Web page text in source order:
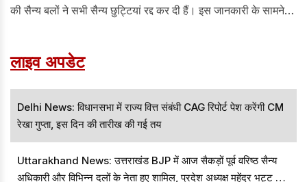
की सैन्य बलों ने सभी सैन्य छुट्टियां रद्द कर दी हैं। इस जानकारी के सामने
लाइव अपडेट
Delhi News: विधानसभा में राज्य वित्त संबंधी CAG रिपोर्ट पेश करेंगी CM
रेखा गुप्ता, इस दिन की तारीख की गई तय
Uttarakhand News: उत्तराखंड BJP में आज सैकड़ों पूर्व वरिष्ठ सैन्य
अधिकारी और विभिन्न दलों के नेता हुए शामिल, प्रदेश अध्यक्ष महेंद्र भट्ट ने